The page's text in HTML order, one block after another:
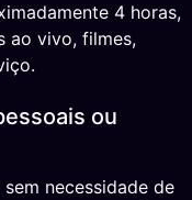
4 horas,
ao vivo, filmes,
ou
necessidade de